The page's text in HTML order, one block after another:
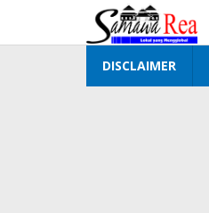
konten
DISCLAIMER